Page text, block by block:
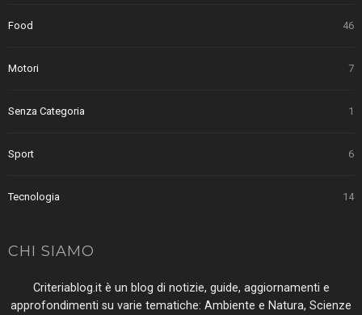
Food 46
Motori 7
Senza Categoria 1
Sport 6
Tecnologia 14
CHI SIAMO
Criteriablog.it è un blog di notizie, guide, aggiornamenti e
approfondimenti su varie tematiche: Ambiente e Natura, Scienze